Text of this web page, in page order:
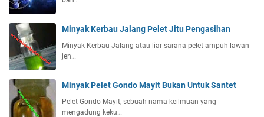
Minyak Kerbau Jalang Pelet Jitu Pengasihan
Minyak Kerbau Jalang atau liar sarana pelet ampuh lawan
jen…
Minyak Pelet Gondo Mayit Bukan Untuk Santet
Pelet Gondo Mayit, sebuah nama keilmuan yang
mengadung keku…